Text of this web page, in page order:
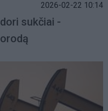
2026-02-22 10:14
sukčiai -